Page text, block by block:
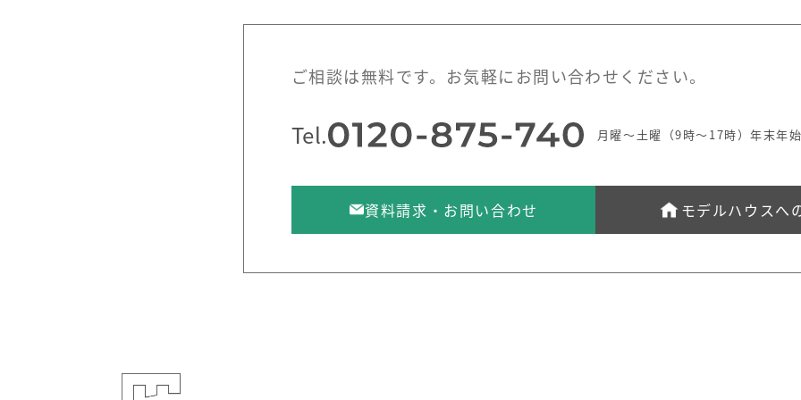
ご相談は無料です。お気軽にお問い合わせください。
Tel. 月曜～土曜（9時～17時）年末年始
資料請求・お問い合わせ モデルハウスへ